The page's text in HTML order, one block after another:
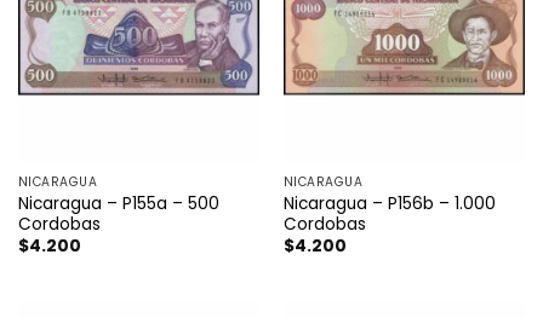
NICARAGUA
Nicaragua – P155a – 500
Cordobas
$4.200
NICARAGUA
Nicaragua – P156b – 1.000
Cordobas
$4.200